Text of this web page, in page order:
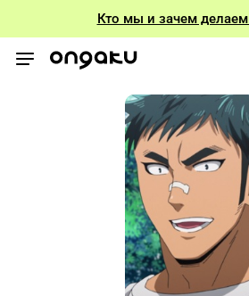
Кто мы и зачем делаем